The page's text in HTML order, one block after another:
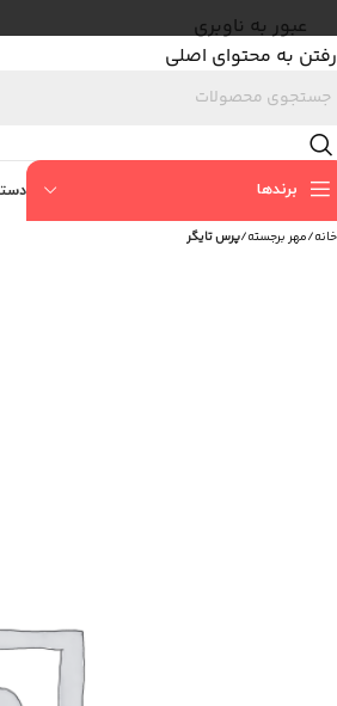
عبور به ناوبری
رفتن به محتوای اصلی
برندها
خانه/مهر برجسته/پرس تایگر